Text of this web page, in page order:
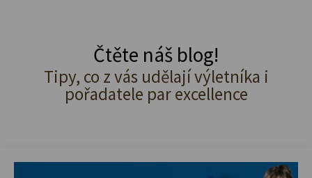
Čtěte náš blog!
Tipy, co z vás udělají výletníka i
pořadatele par excellence